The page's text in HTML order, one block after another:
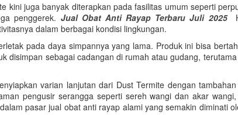
kini juga banyak diterapkan pada fasilitas umum seperti
penggerek. Jual Obat Anti Rayap Terbaru Juli 2025
dalam berbagai kondisi lingkungan.
pada daya simpannya yang lama. Produk ini bisa
disimpan sebagai cadangan di rumah atau gudang,
varian lanjutan dari Dust Termite dengan
pengusir serangga seperti sereh wangi dan akar
pasar jual obat anti rayap alami yang semakin diminati